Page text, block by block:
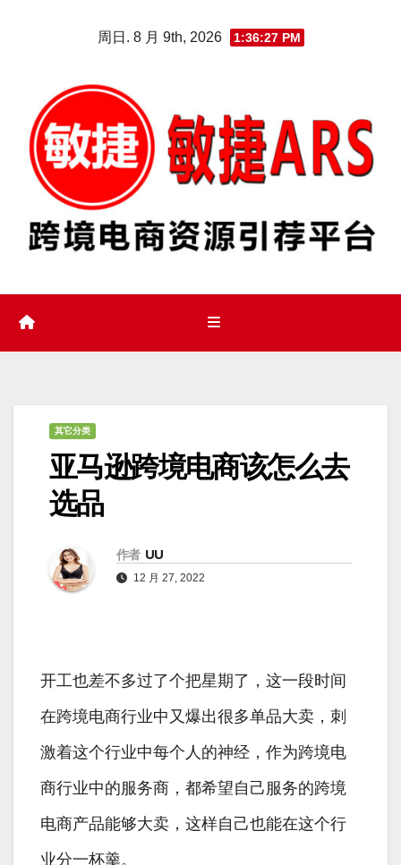
周日. 8 月 9th, 2026 1:36:27 PM
其它分类
亚马逊跨境电商该怎么去
选品
作者 UU
12 月 27, 2022
开工也差不多过了个把星期了，这一段时间
在跨境电商行业中又爆出很多单品大卖，刺
激着这个行业中每个人的神经，作为跨境电
商行业中的服务商，都希望自己服务的跨境
电商产品能够大卖，这样自己也能在这个行
业分一杯羹。